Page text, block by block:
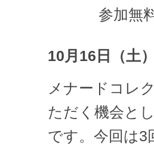
参加無
10月16日（土
メナードコレ
ただく機会と
です。今回は3